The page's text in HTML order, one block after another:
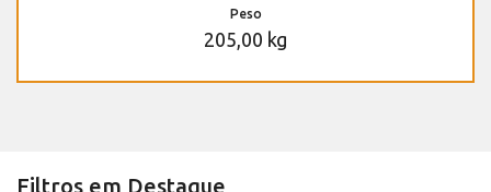
Peso
205,00 kg
Filtros em Destaque